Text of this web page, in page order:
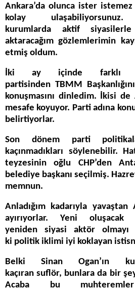
Ankara’da olunca ister
kolay
kurumlarda aktif
aktaracağım gözlemlerimin
etmiş oldum.
İki ay içinde farklı
partisinden TBMM
konuşmasını dinledim. İkisi
mesafe koyuyor. Parti adına
belirtiyorlar.
Son dönem parti
kaçınmadıkları söylenebilir.
teyzesinin oğlu CHP’den
belediye başkanı seçilmiş.
memnun.
Anladığım kadarıyla
ayırıyorlar. Yeni
yeniden siyasi aktör
ki politik iklimi iyi koklayan
Belki Sinan Ogan’ın
kaçıran suflör, bunlara da bir
Acaba bu